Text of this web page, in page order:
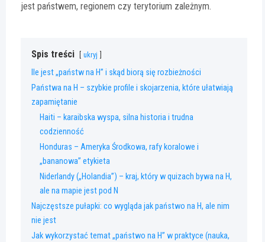
jest państwem, regionem czy terytorium zależnym.
Spis treści ukryj
Ile jest „państw na H” i skąd biorą się rozbieżności
Państwa na H – szybkie profile i skojarzenia, które ułatwiają
zapamiętanie
Haiti – karaibska wyspa, silna historia i trudna
codzienność
Honduras – Ameryka Środkowa, rafy koralowe i
„bananowa” etykieta
Niderlandy („Holandia”) – kraj, który w quizach bywa na H,
ale na mapie jest pod N
Najczęstsze pułapki: co wygląda jak państwo na H, ale nim
nie jest
Jak wykorzystać temat „państwo na H” w praktyce (nauka,